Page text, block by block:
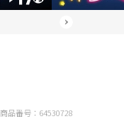
商品番号： 64530728